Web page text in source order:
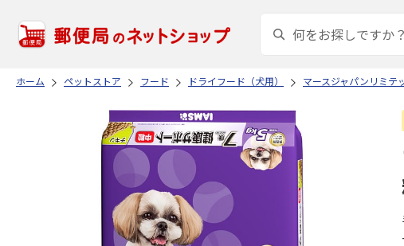
ホーム ペットストア フード ドライフード（犬用） マースジャパンリミテ